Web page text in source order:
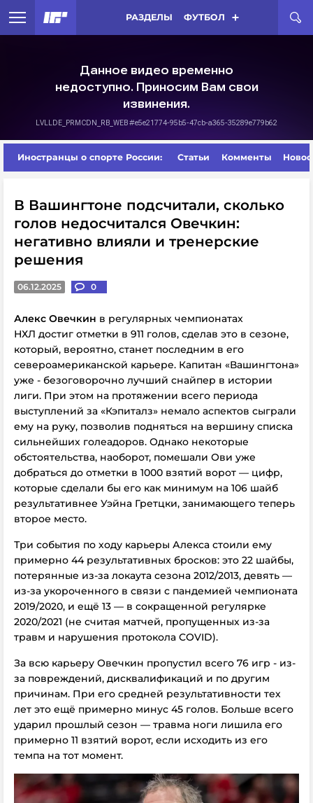
РАЗДЕЛЫ ФУТБОЛ
Иностранцы о спорте России: Статьи Комменты
В Вашингтоне подсчитали, сколько
голов недосчитался Овечкин:
негативно влияли и тренерские
решения
06.12.2025 0
Алекс Овечкин в регулярных чемпионатах
НХЛ достиг отметки в 911 голов, сделав это в сезоне,
который, вероятно, станет последним в его
североамериканской карьере. Капитан «Вашингтона»
уже - безоговорочно лучший снайпер в истории
лиги. При этом на протяжении всего периода
выступлений за «Кэпиталз» немало аспектов сыграли
ему на руку, позволив подняться на вершину списка
сильнейших голеадоров. Однако некоторые
обстоятельства, наоборот, помешали Ови уже
добраться до отметки в 1000 взятий ворот — цифр,
которые сделали бы его как минимум на 106 шайб
результативнее Уэйна Гретцки, занимающего теперь
второе место.
Три события по ходу карьеры Алекса стоили ему
примерно 44 результативных бросков: это 22 шайбы,
потерянные из-за локаута сезона 2012/2013, девять —
из-за укороченного в связи с пандемией чемпионата
2019/2020, и ещё 13 — в сокращенной регулярке
2020/2021 (не считая матчей, пропущенных из-за
травм и нарушения протокола COVID).
За всю карьеру Овечкин пропустил всего 76 игр - из-
за повреждений, дисквалификаций и по другим
причинам. При его средней результативности тех
лет это ещё примерно минус 45 голов. Больше всего
ударил прошлый сезон — травма ноги лишила его
примерно 11 взятий ворот, если исходить из его
темпа на тот момент.